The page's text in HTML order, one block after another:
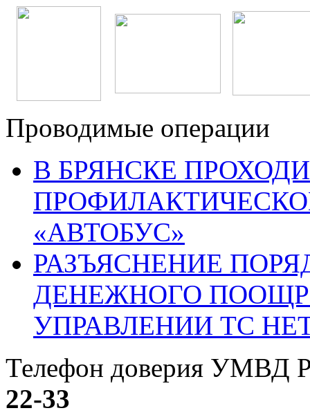
Проводимые операции
В БРЯНСКЕ
«АВТОБУС»
РАЗЪЯСНЕНИЕ
ДЕНЕЖНОГО
УПРАВЛЕНИИ ТС
Телефон доверия УМВД
22-33